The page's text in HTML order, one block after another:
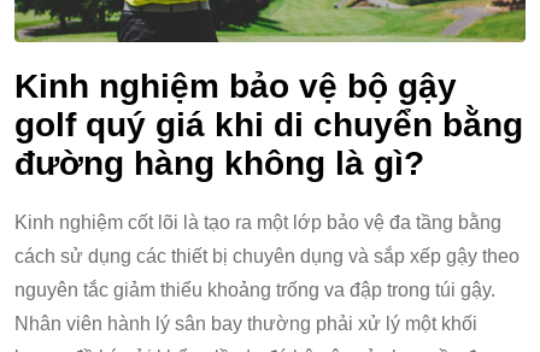
Kinh nghiệm bảo vệ bộ gậy
golf quý giá khi di chuyển bằng
đường hàng không là gì?
Kinh nghiệm cốt lõi là tạo ra một lớp bảo vệ đa tầng bằng
cách sử dụng các thiết bị chuyên dụng và sắp xếp gậy theo
nguyên tắc giảm thiểu khoảng trống va đập trong túi gậy.
Nhân viên hành lý sân bay thường phải xử lý một khối